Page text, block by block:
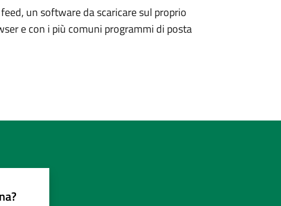
un software da scaricare sul proprio
e con i più comuni programmi di posta